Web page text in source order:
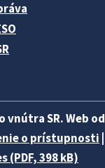
SR. Web od
o prístupnosti
(PDF, 398 kB)